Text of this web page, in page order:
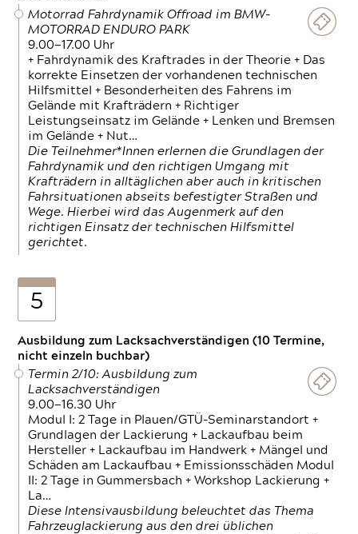
Motorrad Fahrdynamik Offroad im BMW-
MOTORRAD ENDURO PARK
9.00—17.00 Uhr
+ Fahrdynamik des Kraftrades in der Theorie + Das
korrekte Einsetzen der vorhandenen technischen
Hilfsmittel + Besonderheiten des Fahrens im
Gelände mit Krafträdern + Richtiger
Leistungseinsatz im Gelände + Lenken und Bremsen
im Gelände + Nut…
Die Teilnehmer*Innen erlernen die Grundlagen der
Fahrdynamik und den richtigen Umgang mit
Krafträdern in alltäglichen aber auch in kritischen
Fahrsituationen abseits befestigter Straßen und
Wege. Hierbei wird das Augenmerk auf den
richtigen Einsatz der technischen Hilfsmittel
gerichtet.
5
Ausbildung zum Lacksachverständigen (10 Termine,
nicht einzeln buchbar)
Termin 2/10: Ausbildung zum
Lacksachverständigen
9.00—16.30 Uhr
Modul I: 2 Tage in Plauen/GTÜ-Seminarstandort +
Grundlagen der Lackierung + Lackaufbau beim
Hersteller + Lackaufbau im Handwerk + Mängel und
Schäden am Lackaufbau + Emissionsschäden Modul
II: 2 Tage in Gummersbach + Workshop Lackierung +
La…
Diese Intensivausbildung beleuchtet das Thema
Fahrzeuglackierung aus den drei üblichen